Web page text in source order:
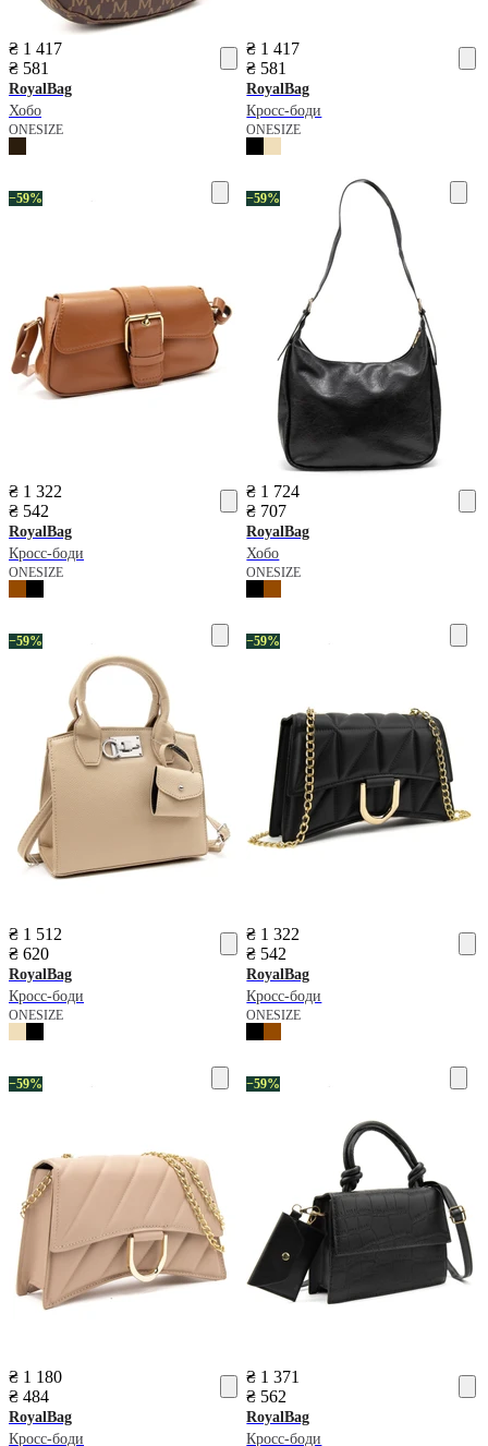
₴ 1 417
₴ 581
RoyalBag
Хобо
ONESIZE
₴ 1 417
₴ 581
RoyalBag
Кросс-боди
ONESIZE
−59%
₴ 1 322
₴ 542
RoyalBag
Кросс-боди
ONESIZE
−59%
₴ 1 724
₴ 707
RoyalBag
Хобо
ONESIZE
−59%
₴ 1 512
₴ 620
RoyalBag
Кросс-боди
ONESIZE
−59%
₴ 1 322
₴ 542
RoyalBag
Кросс-боди
ONESIZE
−59%
₴ 1 180
₴ 484
RoyalBag
Кросс-боди
−59%
₴ 1 371
₴ 562
RoyalBag
Кросс-боди